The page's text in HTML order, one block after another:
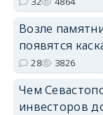
Возле
появятся
28 3826
Чем
инвесторов